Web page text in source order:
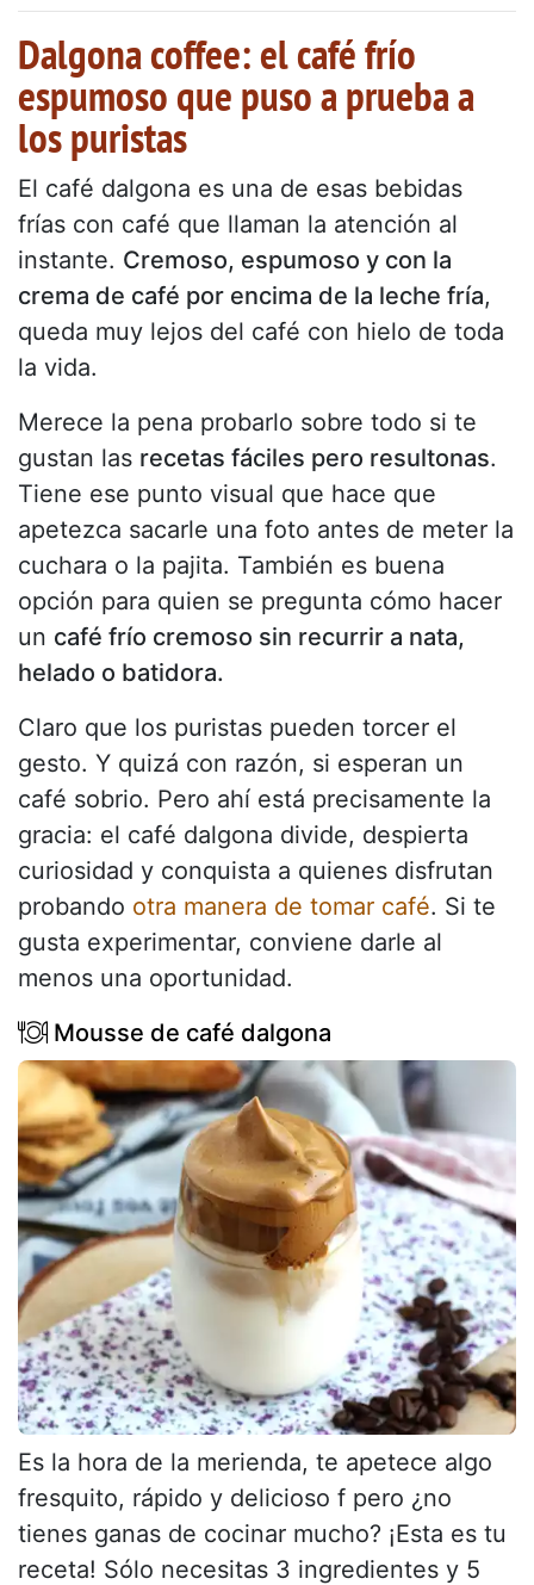
Dalgona coffee: el café frío
espumoso que puso a prueba a
los puristas
El café dalgona es una de esas bebidas
frías con café que llaman la atención al
instante. Cremoso, espumoso y con la
crema de café por encima de la leche fría,
queda muy lejos del café con hielo de toda
la vida.
Merece la pena probarlo sobre todo si te
gustan las recetas fáciles pero resultonas.
Tiene ese punto visual que hace que
apetezca sacarle una foto antes de meter la
cuchara o la pajita. También es buena
opción para quien se pregunta cómo hacer
un café frío cremoso sin recurrir a nata,
helado o batidora.
Claro que los puristas pueden torcer el
gesto. Y quizá con razón, si esperan un
café sobrio. Pero ahí está precisamente la
gracia: el café dalgona divide, despierta
curiosidad y conquista a quienes disfrutan
probando otra manera de tomar café. Si te
gusta experimentar, conviene darle al
menos una oportunidad.
Mousse de café dalgona
Es la hora de la merienda, te apetece algo
fresquito, rápido y delicioso f pero ¿no
tienes ganas de cocinar mucho? ¡Esta es tu
receta! Sólo necesitas 3 ingredientes y 5